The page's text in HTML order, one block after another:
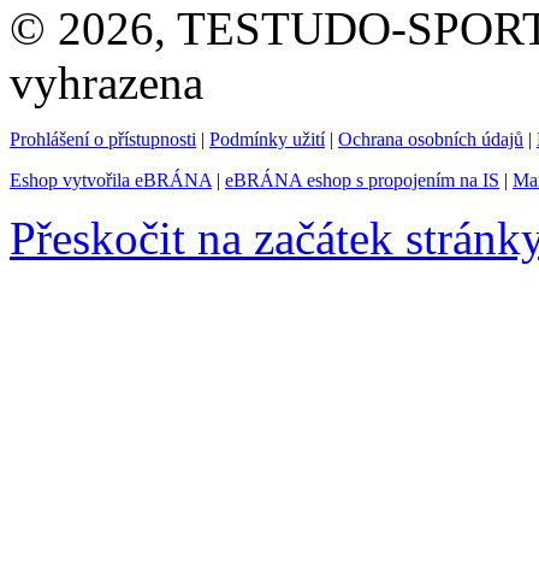
© 2026, TESTUDO-
vyhrazena
Prohlášení o přístupnosti | Podmínky užití| Ochrana osobních údajů |
Eshop vytvořila eBRÁNA | eBRÁNA eshop s propojením na IS |
Přeskočit na začátek